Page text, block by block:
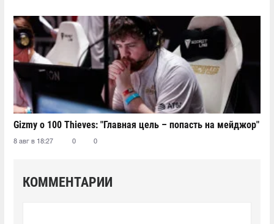
Gizmy о 100 Thieves: "Главная цель – попасть на мейджор"
8 авг в 18:27 0 0
КОММЕНТАРИИ